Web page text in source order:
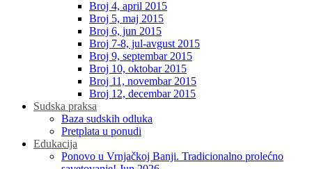
Broj 4, april 2015
Broj 5, maj 2015
Broj 6, jun 2015
Broj 7-8, jul-avgust 2015
Broj 9, septembar 2015
Broj 10, oktobar 2015
Broj 11, novembar 2015
Broj 12, decembar 2015
Sudska praksa
Baza sudskih odluka
Pretplata u ponudi
Edukacija
Ponovo u Vrnjačkoj Banji. Tradicionalno prolećno